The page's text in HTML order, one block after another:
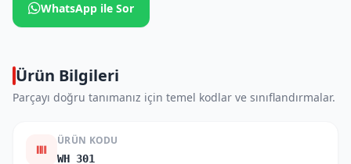
WhatsApp ile Sor
Ürün Bilgileri
Parçayı doğru tanımanız için temel kodlar ve sınıflandırmalar.
ÜRÜN KODU
WH 301